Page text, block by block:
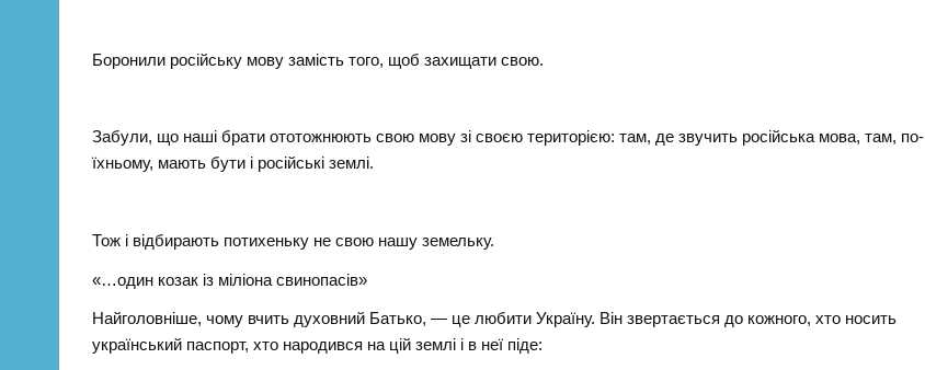
Боронили російську мову замість того, щоб захищати свою.
Забули, що наші брати ототожнюють свою мову зі своєю територією: там, де звучить російська мова, там, по-
їхньому, мають бути і російські землі.
Тож і відбирають потихеньку не свою нашу земельку.
«…один козак із міліона свинопасів»
Найголовніше, чому вчить духовний Батько, — це любити Україну. Він звертається до кожного, хто носить
український паспорт, хто народився на цій землі і в неї піде: